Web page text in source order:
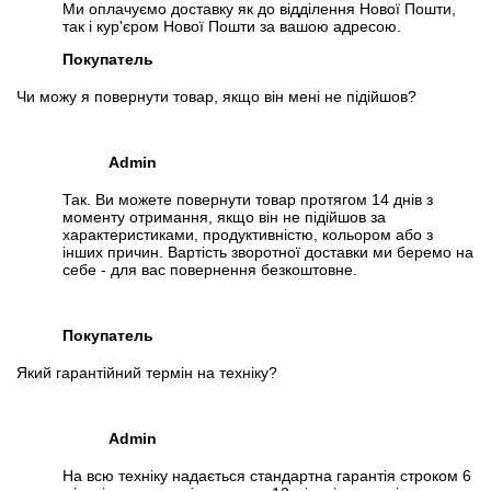
Запрос оптовой цены
Отслеживать на Facebook
Ми оплачуємо доставку як до відділення Нової Пошти,
так і кур'єром Нової Пошти за вашою адресою.
Покупатель
Чи можу я повернути товар, якщо він мені не підійшов?
Admin
Так. Ви можете повернути товар протягом 14 днів з
моменту отримання, якщо він не підійшов за
характеристиками, продуктивністю, кольором або з
інших причин. Вартість зворотної доставки ми беремо на
себе - для вас повернення безкоштовне.
Покупатель
Який гарантійний термін на техніку?
Admin
На всю техніку надається стандартна гарантія строком 6